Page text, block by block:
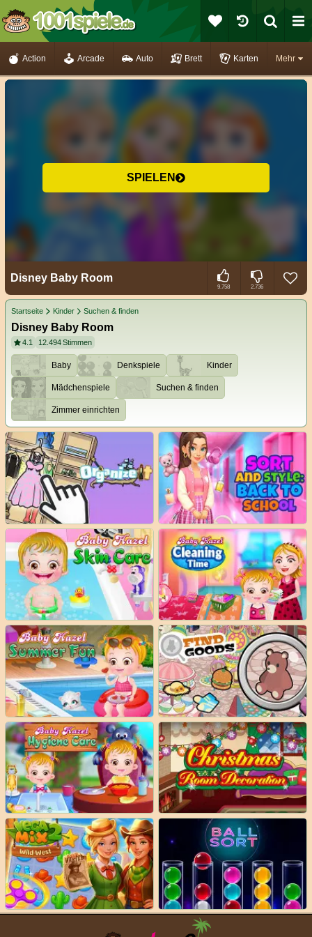
Mehr
Action Arcade Auto Brett Karten
SPIELEN
Disney Baby Room
9.758 2.736
Startseite Kinder Suchen & finden
Disney Baby Room
4.1 12.494Stimmen
Baby Denkspiele Kinder
Mädchenspiele Suchen & finden
Zimmer einrichten